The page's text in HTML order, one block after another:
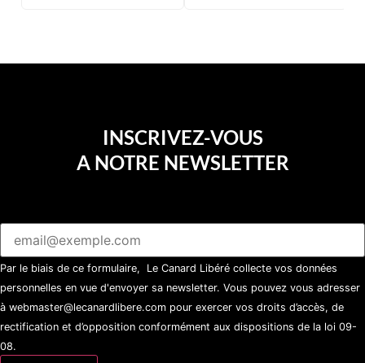
INSCRIVEZ-VOUS
A NOTRE NEWSLETTER
Par le biais de ce formulaire, Le Canard Libéré collecte vos données
personnelles en vue d'envoyer sa newsletter. Vous pouvez vous adresser
à webmaster@lecanardlibere.com pour exercer vos droits d’accès, de
rectification et d’opposition conformément aux dispositions de la loi 09-
08.